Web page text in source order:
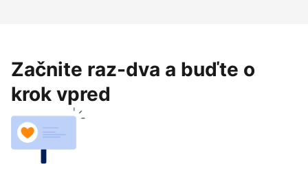
Začnite raz-dva a buďte o
krok vpred